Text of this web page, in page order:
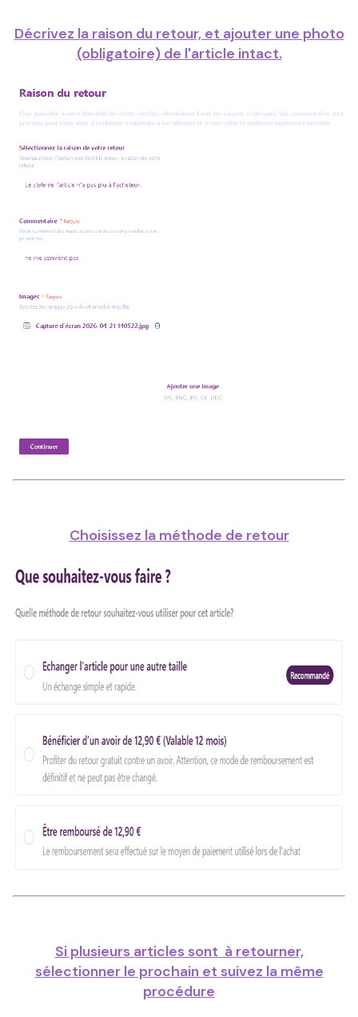
Décrivez la raison du retour, et ajouter une photo
(obligatoire) de l'article intact.
Choisissez la méthode de retour
Si plusieurs articles sont à retourner,
sélectionner le prochain et suivez la même
procédure